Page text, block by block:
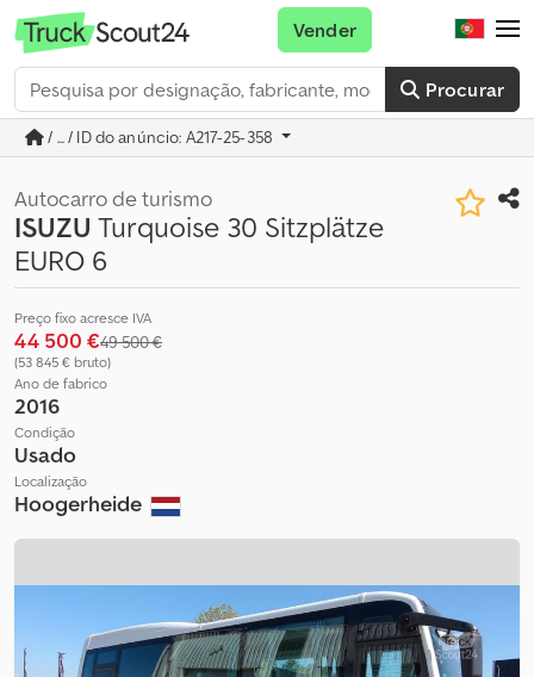
Procurar
Vender
/ ... / ID do anúncio: A217-25-358
Autocarro de turismo
ISUZU Turquoise 30 Sitzplätze
EURO 6
Preço fixo acresce IVA
44 500 €49 500 €
(53 845 € bruto)
Ano de fabrico
2016
Condição
Usado
Localização
Hoogerheide